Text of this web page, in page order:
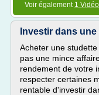
Voir également 1
Investir dans
Acheter une
pas une mince
rendement de votre
respecter certaines
rentable d'investir